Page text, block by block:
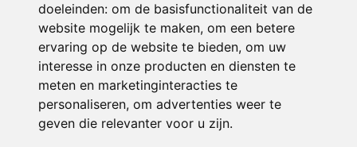
doeleinden: om de basisfunctionaliteit van de
website mogelijk te maken, om een betere
ervaring op de website te bieden, om uw
interesse in onze producten en diensten te
meten en marketinginteracties te
personaliseren, om advertenties weer te
geven die relevanter voor u zijn.
© 2026 De Regenboog | Alle rechten voorbehouden
Privacy policy|Disclaimer| Klachtenregeling|RSIN en Anbi
voorkeuren